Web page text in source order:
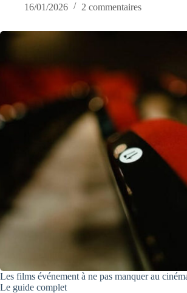
16/01/2026
2 commentaires
Les films événement à ne pas manquer au
Le guide complet